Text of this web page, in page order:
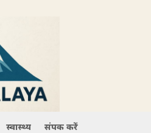
स्वास्थ्य संपर्क करें